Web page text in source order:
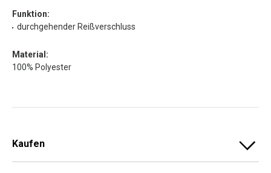
Funktion:
durchgehender Reißverschluss
Material:
100% Polyester
Kaufen